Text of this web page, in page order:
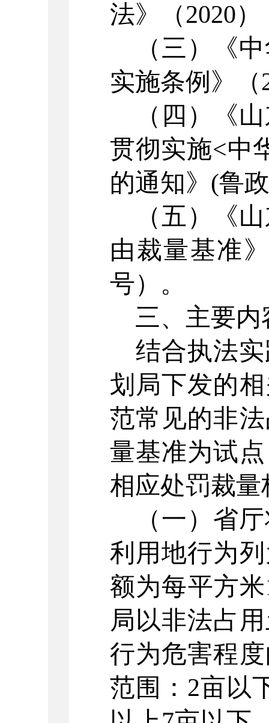
法》（2020）
（三）
《
实施条例》（
（四）
《
贯彻实施<中
的通知》(鲁
（五）
《
由裁量基准
号）。
三、 主要内
结合执法
划局下发的
范常见的非
量基准为试
相应处罚裁
（一）省
利用地行为
额为每平方米
局以非法占
行为危害程
范围：2亩以